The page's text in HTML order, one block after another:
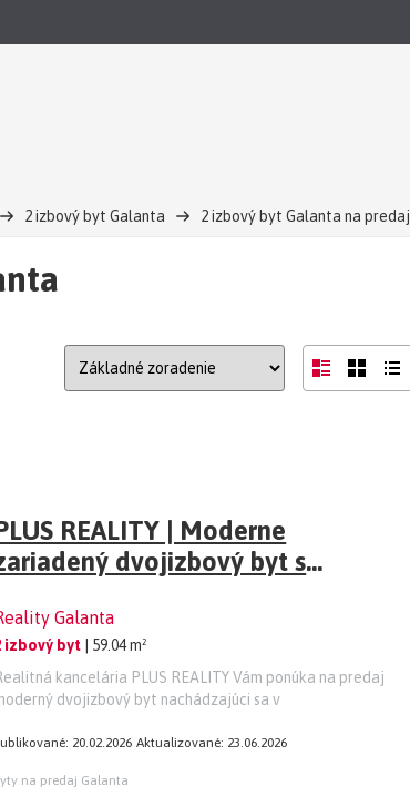
2 izbový byt Galanta 2 izbový byt Galanta na predaj
REALITY | Moderne
dvojizbový byt s
v meste Galanta na predaj!
Galanta
izbový byt
| 59.04 m²
kancelária PLUS REALITY Vám ponúka na predaj
dvojizbový byt nachádzajúci sa v
20.02.2026 Aktualizované: 23.06.2026
na predaj Galanta